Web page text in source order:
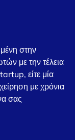
στην
με την τέλεια
είτε μία
με χρόνια
σας